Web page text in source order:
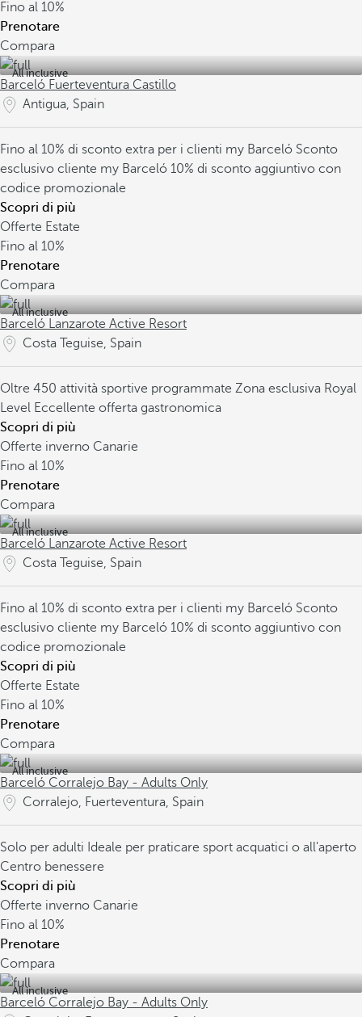
Fino al 10%
Prenotare
Compara
All inclusive
Barceló Fuerteventura Castillo
Antigua, Spain
Fino al 10% di sconto extra per i clienti my Barceló Sconto
esclusivo cliente my Barceló 10% di sconto aggiuntivo con
codice promozionale
Scopri di più
Offerte Estate
Fino al 10%
Prenotare
Compara
All inclusive
Barceló Lanzarote Active Resort
Costa Teguise, Spain
Oltre 450 attività sportive programmate Zona esclusiva Royal
Level Eccellente offerta gastronomica
Scopri di più
Offerte inverno Canarie
Fino al 10%
Prenotare
Compara
All inclusive
Barceló Lanzarote Active Resort
Costa Teguise, Spain
Fino al 10% di sconto extra per i clienti my Barceló Sconto
esclusivo cliente my Barceló 10% di sconto aggiuntivo con
codice promozionale
Scopri di più
Offerte Estate
Fino al 10%
Prenotare
Compara
All inclusive
Barceló Corralejo Bay - Adults Only
Corralejo, Fuerteventura, Spain
Solo per adulti Ideale per praticare sport acquatici o all'aperto
Centro benessere
Scopri di più
Offerte inverno Canarie
Fino al 10%
Prenotare
Compara
All inclusive
Barceló Corralejo Bay - Adults Only